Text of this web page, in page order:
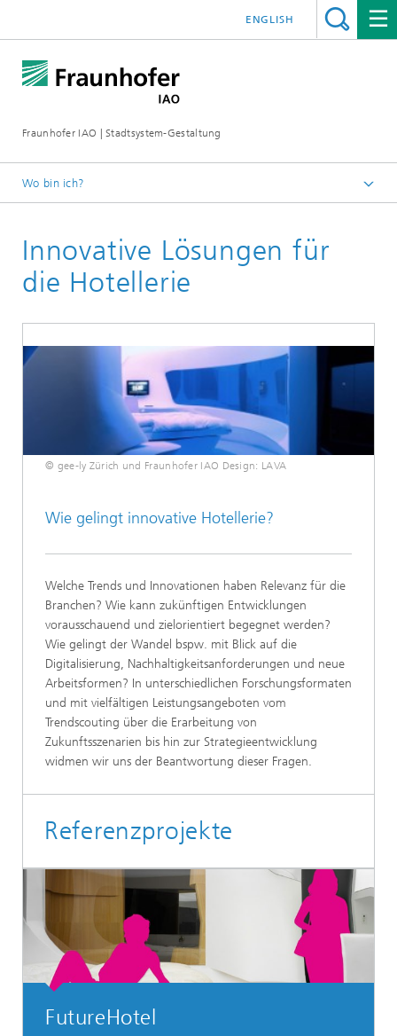
Fraunhofer IAO | Stadtsystem-Gestaltung
ENGLISH
Wo bin ich?
Leistungsspektrum
Innovative Lösungen für
die Hotellerie
© gee-ly Zürich und Fraunhofer IAO Design: LAVA
Wie gelingt innovative Hotellerie?
Welche Trends und Innovationen haben Relevanz für die
Branchen? Wie kann zukünftigen Entwicklungen
vorausschauend und zielorientiert begegnet werden?
Wie gelingt der Wandel bspw. mit Blick auf die
Digitalisierung, Nachhaltigkeitsanforderungen und neue
Arbeitsformen? In unterschiedlichen Forschungsformaten
und mit vielfältigen Leistungsangeboten vom
Trendscouting über die Erarbeitung von
Zukunftsszenarien bis hin zur Strategieentwicklung
widmen wir uns der Beantwortung dieser Fragen.
Referenzprojekte
FutureHotel